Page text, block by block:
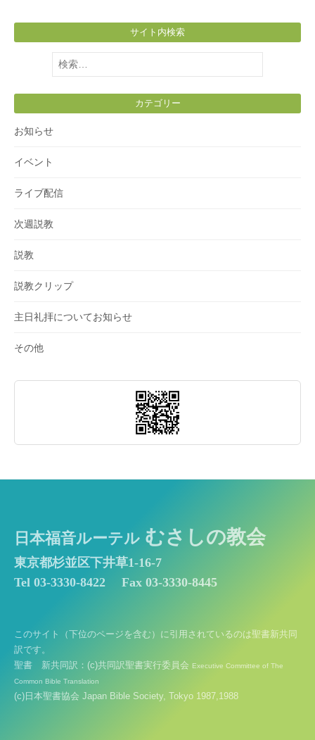
サイト内検索
検
索:
カテゴリー
お知らせ
イベント
ライブ配信
次週説教
説教
説教クリップ
主日礼拝についてお知らせ
その他
日本福音ルーテル むさしの教会
東京都杉並区下井草1-16-7
Tel 03-3330-8422
Fax 03-3330-8445
このサイト（下位のページを含む）に引用されているのは聖書新共同
訳です。
聖書 新共同訳：(c)共同訳聖書実行委員会 Executive Committee of The
Common Bible Translation
(c)日本聖書協会 Japan Bible Society, Tokyo 1987,1988